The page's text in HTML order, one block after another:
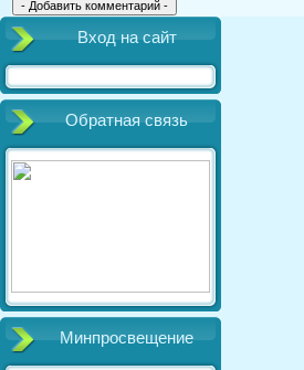
Вход на сайт
Обратная связь
Минпросвещение